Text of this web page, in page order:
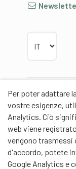
Per poter adattare
vostre esigenze,
Analytics. Ciò
web viene
vengono trasmessi
d'accordo, potete
Google Analytics e
Partner
Partner di